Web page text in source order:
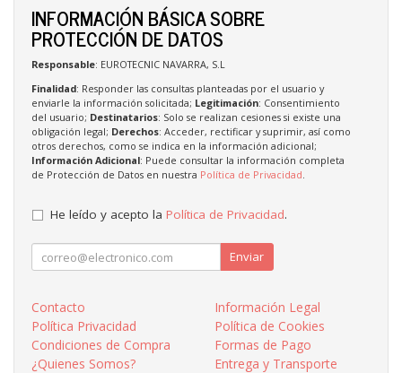
INFORMACIÓN BÁSICA SOBRE
PROTECCIÓN DE DATOS
Responsable: EUROTECNIC NAVARRA, S.L
Finalidad: Responder las consultas planteadas por el usuario y
enviarle la información solicitada; Legitimación: Consentimiento
del usuario; Destinatarios: Solo se realizan cesiones si existe una
obligación legal; Derechos: Acceder, rectificar y suprimir, así como
otros derechos, como se indica en la información adicional;
Información Adicional: Puede consultar la información completa
de Protección de Datos en nuestra Política de Privacidad
He leído y acepto la Política de Privacidad.
Enviar
Contacto
Información Legal
Política Privacidad
Política de Cookies
Condiciones de Compra
Formas de Pago
¿Quienes Somos?
Entrega y Transporte